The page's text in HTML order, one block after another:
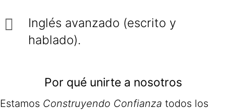
Inglés avanzado (escrito y
hablado).
Por qué unirte a nosotros
Estamos Construyendo Confianza todos los